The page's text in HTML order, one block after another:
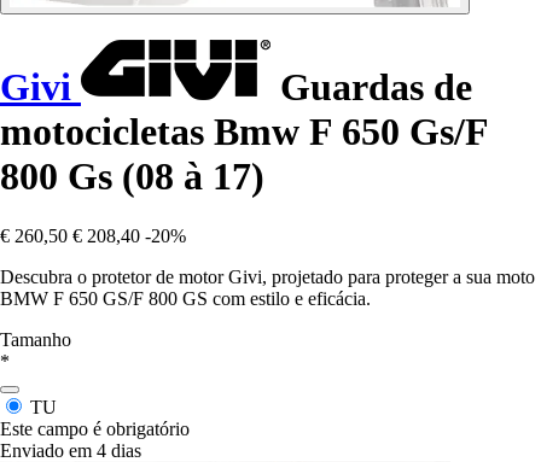
Givi
Guardas de
motocicletas Bmw F 650 Gs/F
800 Gs (08 à 17)
€ 260,50 € 208,40 -20%
Descubra o protetor de motor Givi, projetado para proteger a sua moto
BMW F 650 GS/F 800 GS com estilo e eficácia.
Tamanho
*
TU
Este campo é obrigatório
Enviado em 4 dias